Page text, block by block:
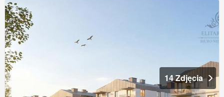
14 Zdjęcia